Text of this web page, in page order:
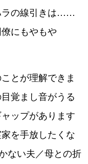
ラの線引きは……
にもやもや
とが理解できま
覚まし音がうる
ップがあります
を手放したくな
ない夫／母との折